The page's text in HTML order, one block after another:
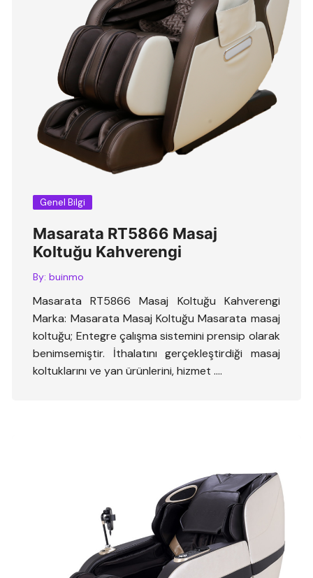
Genel Bilgi
Masarata RT5866 Masaj
Koltuğu Kahverengi
By: buinmo
Masarata RT5866 Masaj Koltuğu Kahverengi
Marka: Masarata Masaj Koltuğu Masarata masaj
koltuğu; Entegre çalışma sistemini prensip olarak
benimsemiştir. İthalatını gerçekleştirdiği masaj
koltuklarını ve yan ürünlerini, hizmet ….